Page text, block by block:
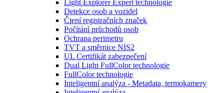
Light Explorer Expert technologie
Detekce osob a vozidel
Čtení registračních značek
Počítání průchodů osob
Ochrana perimetru
TVT a směrnice NIS2
UL Certifikát zabezpečení
Dual Light FullColor technologie
FullColor technologie
Inteligentní analýza - Metadata, termokamery